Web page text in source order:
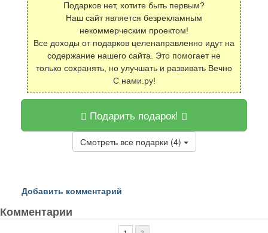
Подарков нет, хотите быть первым?
Наш сайт является безрекламным
некоммерческим проектом!
Все доходы от подарков целенаправленно идут на
содержание нашего сайта. Это помогает не
только сохранять, но улучшать и развивать Вечно
С нами.ру!
Подарить подарок!
Смотреть все подарки (4)
Добавить комментарий
Комментарии